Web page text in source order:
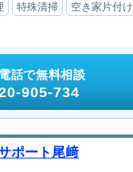
特殊清掃 空き家片付け
話で無料相談
905-734
ポート尾﨑